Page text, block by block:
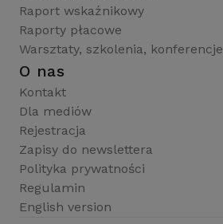
Raport wskaźnikowy
Raporty płacowe
Warsztaty, szkolenia, konferencje
O nas
Kontakt
Dla mediów
Rejestracja
Zapisy do newslettera
Polityka prywatności
Regulamin
English version